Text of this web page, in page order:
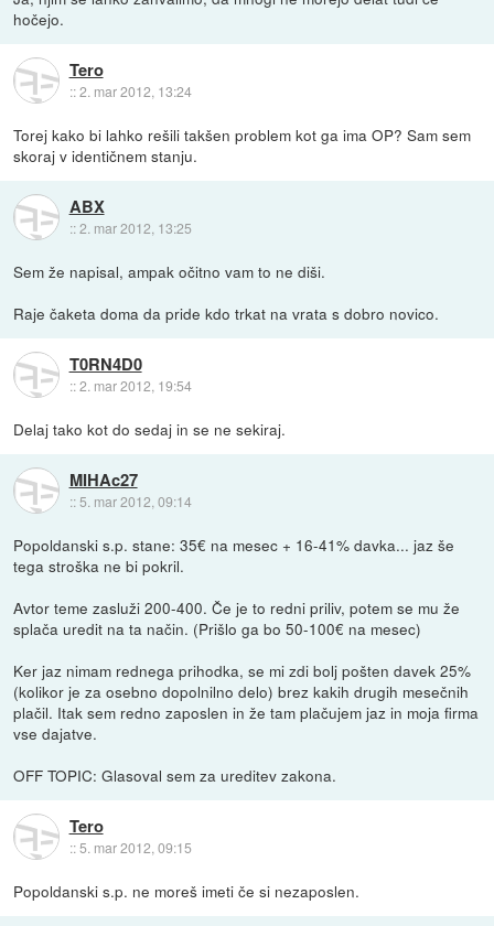
hočejo.
Tero
::2. mar 2012, 13:24
Torej kako bi lahko rešili takšen problem kot ga ima OP? Sam sem
skoraj v identičnem stanju.
ABX
::2. mar 2012, 13:25
Sem že napisal, ampak očitno vam to ne diši.
Raje čaketa doma da pride kdo trkat na vrata s dobro novico.
T0RN4D0
::2. mar 2012, 19:54
Delaj tako kot do sedaj in se ne sekiraj.
MIHAc27
:: 5. mar 2012, 09:14
Popoldanski s.p. stane: 35€ na mesec + 16-41% davka... jaz še
tega stroška ne bi pokril.
Avtor teme zasluži 200-400. Če je to redni priliv, potem se mu že
splača uredit na ta način. (Prišlo ga bo 50-100€ na mesec)
Ker jaz nimam rednega prihodka, se mi zdi bolj pošten davek 25%
(kolikor je za osebno dopolnilno delo) brez kakih drugih mesečnih
plačil. Itak sem redno zaposlen in že tam plačujem jaz in moja firma
vse dajatve.
OFF TOPIC: Glasoval sem za ureditev zakona.
Tero
::5. mar 2012, 09:15
Popoldanski s.p. ne moreš imeti če si nezaposlen.